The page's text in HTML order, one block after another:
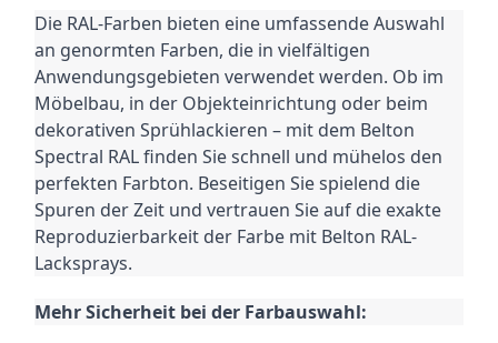
Die RAL-Farben bieten eine umfassende Auswahl
an genormten Farben, die in vielfältigen
Anwendungsgebieten verwendet werden. Ob im
Möbelbau, in der Objekteinrichtung oder beim
dekorativen Sprühlackieren – mit dem Belton
Spectral RAL finden Sie schnell und mühelos den
perfekten Farbton. Beseitigen Sie spielend die
Spuren der Zeit und vertrauen Sie auf die exakte
Reproduzierbarkeit der Farbe mit Belton RAL-
Lacksprays.
Mehr Sicherheit bei der Farbauswahl: